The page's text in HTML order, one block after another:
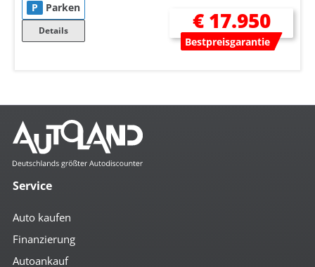
P Parken
Details € 17.950
Bestpreisgarantie
Service
Auto kaufen
Finanzierung
Autoankauf